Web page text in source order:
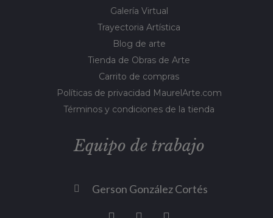
Galería Virtual
Trayectoria Artística
Blog de arte
Tienda de Obras de Arte
Carrito de compras
Políticas de privacidad MaurelArte.com
Términos y condiciones de la tienda
Equipo de trabajo
Gerson González Cortés